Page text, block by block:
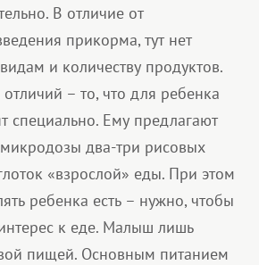
В отличие от
прикорма, тут нет
и количеству продуктов.
– то, что для ребенка
специально. Ему предлагают
два-три рисовых
«взрослой» еды. При этом
ребенка есть – нужно, чтобы
к еде. Малыш лишь
пищей. Основным питанием